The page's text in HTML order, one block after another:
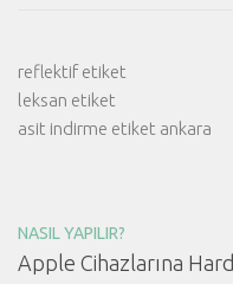
reflektif etiket
leksan etiket
asit indirme etiket ankara
NASIL YAPILIR?
Apple Cihazlarına